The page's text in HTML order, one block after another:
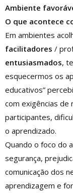
Ambiente
O que acontece
Em ambientes
facilitadores /
entusiasmados,
esquecermos os
educativos”
com exigências de
participantes,
o aprendizado.
Quando o foco do
segurança,
comunicação dos
aprendizagem e